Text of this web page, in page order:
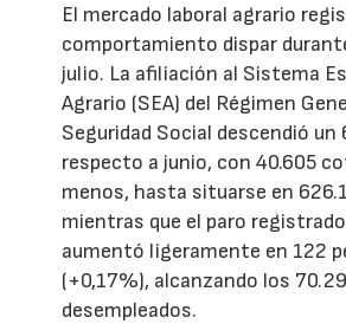
El mercado laboral agrario
comportamiento dispar
julio. La afiliación al Sistema
Agrario (SEA) del Régimen
Seguridad Social descendió un
respecto a junio, con 40.605
menos, hasta situarse en
mientras que el paro
aumentó ligeramente en 122
(+0,17%), alcanzando los
desempleados.